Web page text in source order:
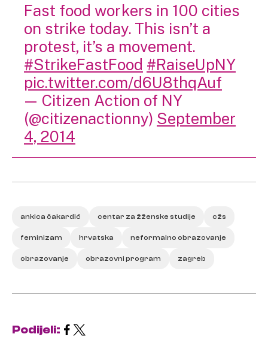
Fast food workers in 100 cities
on strike today. This isn’t a
protest, it’s a movement.
#StrikeFastFood #RaiseUpNY
pic.twitter.com/d6U8thqAuf
— Citizen Action of NY
(@citizenactionny) September
4, 2014
ankica čakardić centar za žženske studije cžs
feminizam hrvatska neformalno obrazovanje
obrazovanje obrazovni program zagreb
Podijeli: